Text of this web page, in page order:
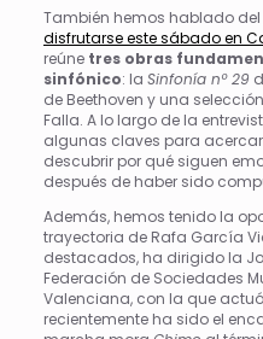
También hemos hablado del
disfrutarse este sábado en
reúne tres obras
sinfónico: la Sinfonía nº 29
de Beethoven y una
Falla. A lo largo de la
algunas claves para
descubrir por qué siguen
después de haber sido
Además, hemos tenido la
trayectoria de Rafa García
destacados, ha dirigido la
Federación de Sociedades
Valenciana, con la que
recientemente ha sido el